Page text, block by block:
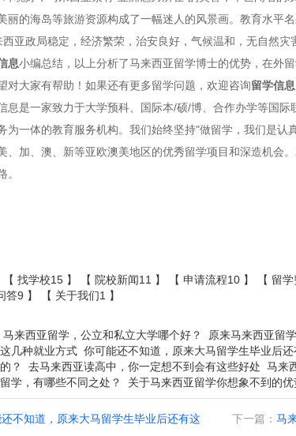
丽的海岛等旅游资源构成了一幅迷人的风景画。教育水平名
政局稳定，经济繁荣，治安良好，气候温和，无自然灾
息小编总结，以上分析了马来西亚留学博士的优势，在外
对大家有帮助！如果还有更多留学问题，欢迎咨询留学信息
是一家致力于大学预科、国际本/硕/博、合作办学等国际
为一体的教育服务机构。我们始终坚持"做留学，我们是认
、加、澳、新等亚欧澳美地区的优秀留学项目和深造机会
。
找学校15 】 【 院校新闻11 】 【 申请流程10 】 【 留
答9 】 【 关于我们1 】
马来西亚留学，公立和私立大学哪个好？ 原来马来西亚留
几种就业方式 你可能还不知道，原来大马留学生毕业后
？
去马来西亚读高中，你一定想不到会有这些好处 马来
学，有哪些不同之处？
关于马来西亚留学你想象不到的优
不知道，原来大马留学生毕业后还有这 下一篇： 马